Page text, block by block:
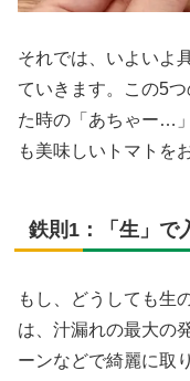
それでは、いよいよ
ていきます。この5
た時の「あちゃー…
も美味しいトマトを
鉄則1：「生」で
もし、どうしても生
は、汁漏れの最大の
ーンなどで綺麗に取